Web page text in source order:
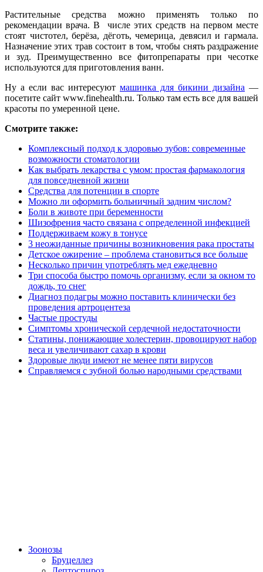
Растительные средства можно применять только по
рекомендации врача. В числе этих средств на первом месте
стоят чистотел, берёза, дёготь, чемерица, девясил и гармала.
Назначение этих трав состоит в том, чтобы снять раздражение
и зуд. Преимущественно все фитопрепараты при чесотке
используются для приготовления ванн.
Ну а если вас интересуют машинка для бикини дизайна —
посетите сайт www.finehealth.ru. Только там есть все для вашей
красоты по умеренной цене.
Смотрите также:
Комплексный подход к здоровью зубов: современные
возможности стоматологии
Как выбрать лекарства с умом: простая фармакология
для повседневной жизни
Средства для потенции в спорте
Можно ли оформить больничный задним числом?
Боли в животе при беременности
Шизофрения часто связана с определенной инфекцией
Поддерживаем кожу в тонусе
3 неожиданные причины возникновения рака простаты
Детское ожирение – проблема становиться все больше
Несколько причин употреблять мед ежедневно
Три способа быстро помочь организму, если за окном то
дождь, то снег
Диагноз подагры можно поставить клинически без
проведения артроцентеза
Частые простуды
Симптомы хронической сердечной недостаточности
Статины, понижающие холестерин, провоцируют набор
веса и увеличивают сахар в крови
Здоровые люди имеют не менее пяти вирусов
Справляемся с зубной болью народными средствами
Зоонозы
Бруцеллез